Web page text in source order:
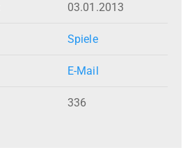
03.01.2013
Spiele
E-Mail
336